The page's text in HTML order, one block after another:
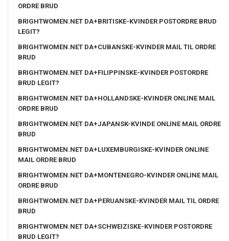
ORDRE BRUD
BRIGHTWOMEN.NET DA+BRITISKE-KVINDER POSTORDRE BRUD
LEGIT?
BRIGHTWOMEN.NET DA+CUBANSKE-KVINDER MAIL TIL ORDRE
BRUD
BRIGHTWOMEN.NET DA+FILIPPINSKE-KVINDER POSTORDRE
BRUD LEGIT?
BRIGHTWOMEN.NET DA+HOLLANDSKE-KVINDER ONLINE MAIL
ORDRE BRUD
BRIGHTWOMEN.NET DA+JAPANSK-KVINDE ONLINE MAIL ORDRE
BRUD
BRIGHTWOMEN.NET DA+LUXEMBURGISKE-KVINDER ONLINE
MAIL ORDRE BRUD
BRIGHTWOMEN.NET DA+MONTENEGRO-KVINDER ONLINE MAIL
ORDRE BRUD
BRIGHTWOMEN.NET DA+PERUANSKE-KVINDER MAIL TIL ORDRE
BRUD
BRIGHTWOMEN.NET DA+SCHWEIZISKE-KVINDER POSTORDRE
BRUD LEGIT?